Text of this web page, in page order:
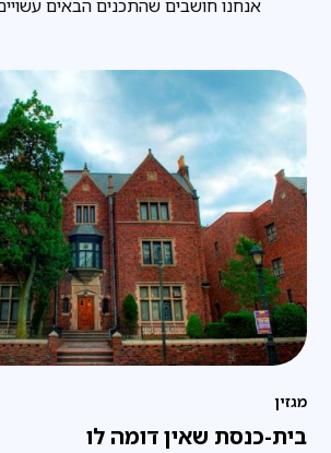
אנחנו חושבים שהתכנים הבאים
מגזין
בית-כנסת שאין דומה לו